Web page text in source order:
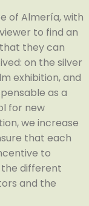
of Almería, with
to find an
they can
on the silver
exhibition, and
as a
for new
we increase
that each
to
different
and the